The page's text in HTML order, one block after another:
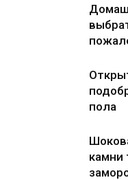
пола
камни